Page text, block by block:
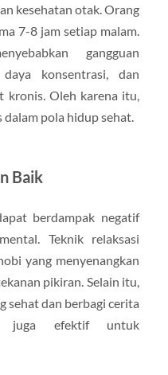
kesehatan otak. Orang
7-8 jam setiap malam.
gangguan
daya konsentrasi, dan
kronis. Oleh karena itu,
pola hidup sehat.
Baik
berdampak negatif
Teknik relaksasi
yang menyenangkan
pikiran. Selain itu,
sehat dan berbagi cerita
juga efektif untuk